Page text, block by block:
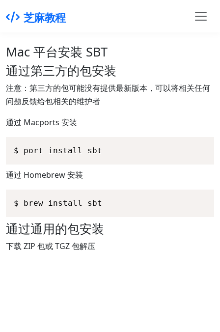
芝麻教程
Mac 平台安装 SBT
通过第三方的包安装
注意：第三方的包可能没有提供最新版本，可以将相关任何
问题反馈给包相关的维护者
通过 Macports 安装
$ port install sbt
通过 Homebrew 安装
$ brew install sbt
通过通用的包安装
下载 ZIP 包或 TGZ 包解压